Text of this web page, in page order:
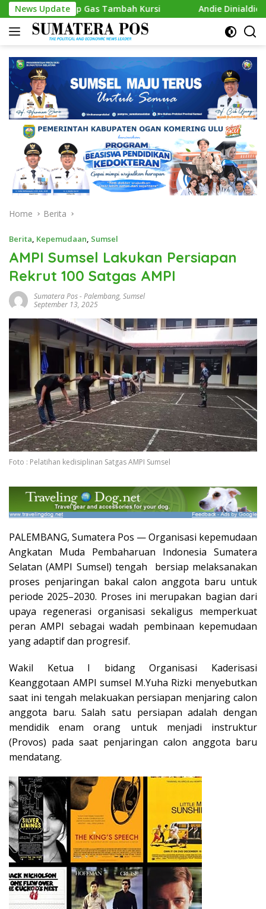
Skip
to
content
News Update
Gas Tambah Kursi Andie Dinialdie Kembalikan
Home Berita
Berita, Kepemudaan, Sumsel
AMPI Sumsel Lakukan Persiapan
Rekrut 100 Satgas AMPI
Sumatera Pos-Palembang, Sumsel
September 13, 2025
Foto : Pelatihan kedisiplinan Satgas AMPI Sumsel
PALEMBANG, Sumatera Pos — Organisasi kepemudaan
Angkatan Muda Pembaharuan Indonesia Sumatera
Selatan (AMPI Sumsel) tengah bersiap melaksanakan
proses penjaringan bakal calon anggota baru untuk
periode 2025–2030. Proses ini merupakan bagian dari
upaya regenerasi organisasi sekaligus memperkuat
peran AMPI sebagai wadah pembinaan kepemudaan
yang adaptif dan progresif.
Wakil Ketua I bidang Organisasi Kaderisasi
Keanggotaan AMPI sumsel M.Yuha Rizki menyebutkan
saat ini tengah melakuakan persiapan menjaring calon
anggota baru. Salah satu persiapan adalah dengan
mendidik enam orang untuk menjadi instruktur
(Provos) pada saat penjaringan calon anggota baru
mendatang.